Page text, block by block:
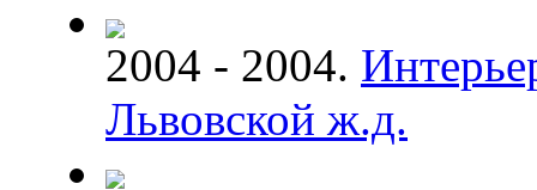
2004 - 2004.
Львовской ж.д.